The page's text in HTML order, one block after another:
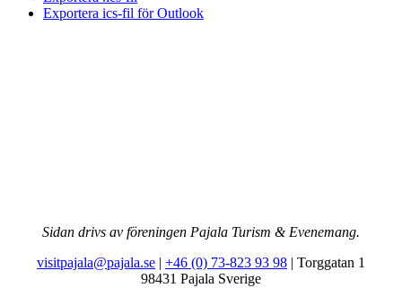
Exportera ics-fil för Outlook
Sidan drivs av föreningen Pajala Turism & Evenemang.
visitpajala@pajala.se | +46 (0) 73-823 93 98 | Torggatan 1
98431 Pajala Sverige